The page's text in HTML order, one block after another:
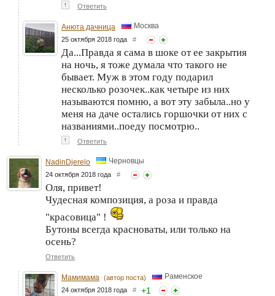
↑ Ответить
Анюта дачница Москва
25 октября 2018 года #
Да...Правда я сама в шоке от ее закрытия
на ночь, я тоже думала что такого не
бывает. Муж в этом году подарил
несколько розочек..как четыре из них
называются помню, а вот эту забыла..но у
меня на даче остались горшочки от них с
названиями..поеду посмотрю..
↑ Ответить
NadinDjerelo Черновцы
24 октября 2018 года #
Оля, привет!
Чудесная композиция, а роза и правда
"красовица" !
Бутоны всегда красноваты, или только на
осень?
Ответить
Мамимама (автор поста) Раменское
24 октября 2018 года # +1